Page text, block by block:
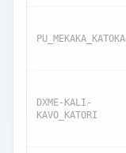
PU_MEKAKA_KATOKA
DXME-KALI-
KAVO_KATORI